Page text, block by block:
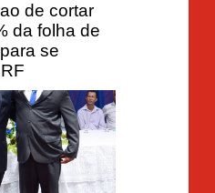
de cortar
da folha de
se